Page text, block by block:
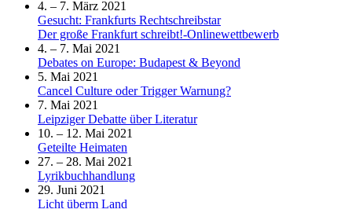
4. – 7. März 2021
Gesucht: Frankfurts Rechtschreibstar
Der große Frankfurt schreibt!-Onlinewettbewerb
4. – 7. Mai 2021
Debates on Europe: Budapest & Beyond
5. Mai 2021
Cancel Culture oder Trigger Warnung?
7. Mai 2021
Leipziger Debatte über Literatur
10. – 12. Mai 2021
Geteilte Heimaten
27. – 28. Mai 2021
Lyrikbuchhandlung
29. Juni 2021
Licht überm Land